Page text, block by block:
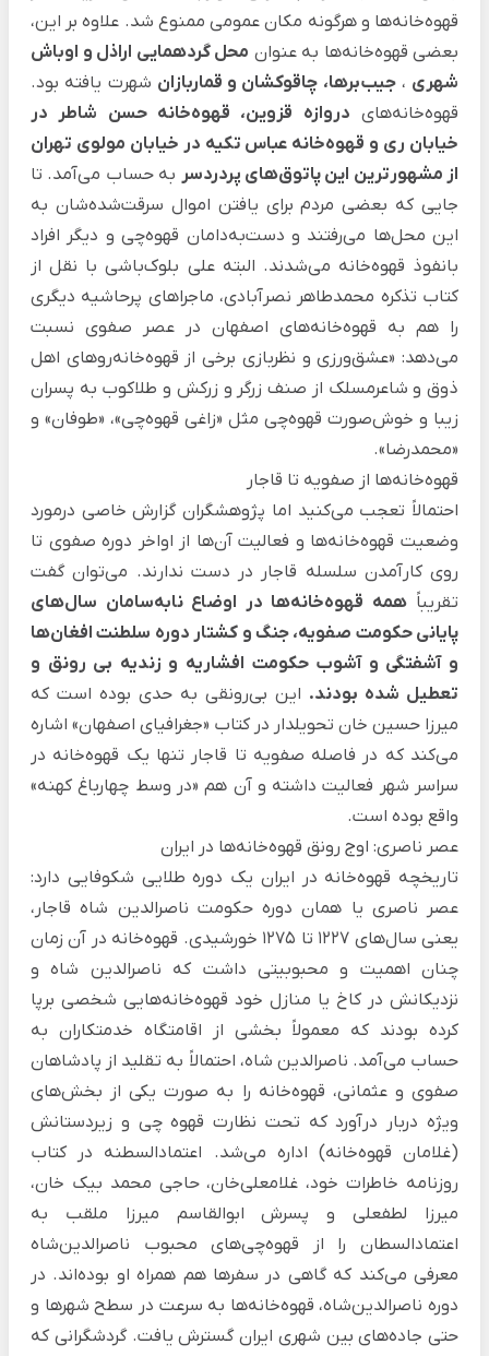
قهوه‌خانه‌ها و هرگونه مکان عمومی ممنوع شد. علاوه بر این،
بعضی قهوه‌خانه‌ها به عنوان محل گردهمایی اراذل و اوباش
شهری ،جیب‌برها، چاقوکشان و قماربازان شهرت یافته بود.
قهوه‌خانه‌های دروازه قزوین، قهوه‌خانه حسن شاطر در
خیابان ری و قهوه‌خانه عباس تکیه در خیابان مولوی تهران
از مشهورترین این پاتوق‌های پردردسر به حساب می‌آمد. تا
جایی که بعضی مردم برای یافتن اموال سرقت‌شده‌شان به
این محل‌ها می‌رفتند و دست‌به‌دامان قهوه‌چی و دیگر افراد
بانفوذ قهوه‌خانه می‌شدند. البته علی بلوک‌باشی با نقل از
کتاب تذکره محمدطاهر نصرآبادی، ماجراهای پرحاشیه دیگری
را هم به قهوه‌خانه‌های اصفهان در عصر صفوی نسبت
می‌دهد: «عشق‌ورزی و نظربازی برخی از قهوه‌خانه‌روهای اهل
ذوق و شاعرمسلک از صنف زرگر و زرکش و طلاکوب به پسران
زیبا و خوش‌صورت قهوه‌چی مثل «زاغی قهوه‌چی»، «طوفان» و
«محمدرضا».
قهوه‌خانه‌ها از صفویه تا قاجار
احتمالاً تعجب می‌کنید اما پژوهشگران گزارش خاصی درمورد
وضعیت قهوه‌خانه‌ها و فعالیت آن‌ها از اواخر دوره صفوی تا
روی کارآمدن سلسله قاجار در دست ندارند. می‌توان گفت
تقریباًهمه قهوه‌خانه‌ها در اوضاع نابه‌سامان سال‌های
پایانی حکومت صفویه، جنگ و کشتار دوره سلطنت افغان‌ها
و آشفتگی و آشوب حکومت افشاریه و زندیه بی رونق و
تعطیل شده بودند. این بی‌رونقی به حدی بوده است که
میرزا حسین خان تحویلدار در کتاب «جغرافیای اصفهان» اشاره
می‌کند که در فاصله صفویه تا قاجار تنها یک قهوه‌خانه در
سراسر شهر فعالیت داشته و آن هم «در وسط چهارباغ کهنه»
واقع بوده است.
عصر ناصری: اوج رونق قهوه‌خانه‌ها در ایران
تاریخچه قهوه‌خانه در ایران یک دوره طلایی شکوفایی دارد:
عصر ناصری یا همان دوره حکومت ناصرالدین شاه قاجار،
یعنی سال‌های 1227 تا 1275 خورشیدی. قهوه‌خانه در آن زمان
چنان اهمیت و محبوبیتی داشت که ناصرالدین شاه و
نزدیکانش در کاخ یا منازل خود قهوه‌خانه‌هایی شخصی برپا
کرده بودند که معمولاً بخشی از اقامتگاه خدمتکاران به
حساب می‌آمد. ناصرالدین شاه، احتمالاً به تقلید از پادشاهان
صفوی و عثمانی، قهوه‌خانه را به صورت یکی از بخش‌های
ویژه دربار درآورد که تحت نظارت قهوه چی و زیردستانش
(غلامان قهوه‌خانه) اداره می‌شد. اعتمادالسطنه در کتاب
روزنامه خاطراتخود، غلامعلی‌خان، حاجی محمد بیک خان،
میرزا لطفعلی و پسرش ابوالقاسم میرزا ملقب به
اعتمادالسطان را از قهوه‌چی‌های محبوب ناصرالدین‌شاه
معرفی می‌کند که گاهی در سفرها هم همراه او بوده‌اند. در
دوره ناصرالدین‌شاه، قهوه‌خانه‌ها به سرعت در سطح شهرها و
حتی جاده‌های بین شهری ایران گسترش یافت. گردشگرانی که